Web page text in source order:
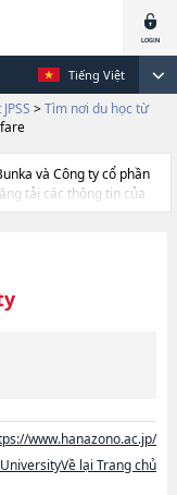
Tiếng Việt
> Tìm nơi du học từ
và Công ty cổ phần
tải các thông tin của
học ngắn hạn, trường
LettershoặcNgành
tin liên quan đến thi
cở sở trang thiết bị,
www.hanazono.ac.jp/
lại Trang chủ